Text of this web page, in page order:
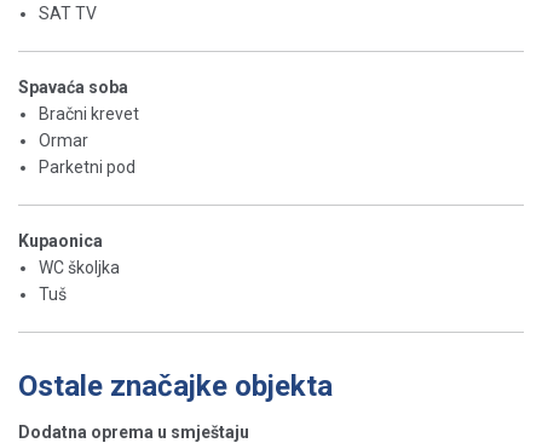
SAT TV
Spavaća soba
Bračni krevet
Ormar
Parketni pod
Kupaonica
WC školjka
Tuš
Ostale značajke objekta
Dodatna oprema u smještaju